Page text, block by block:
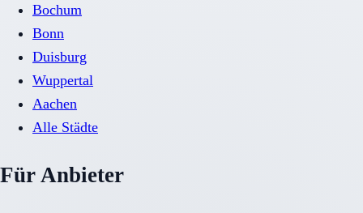
Bochum
Bonn
Duisburg
Wuppertal
Aachen
Alle Städte
Für Anbieter